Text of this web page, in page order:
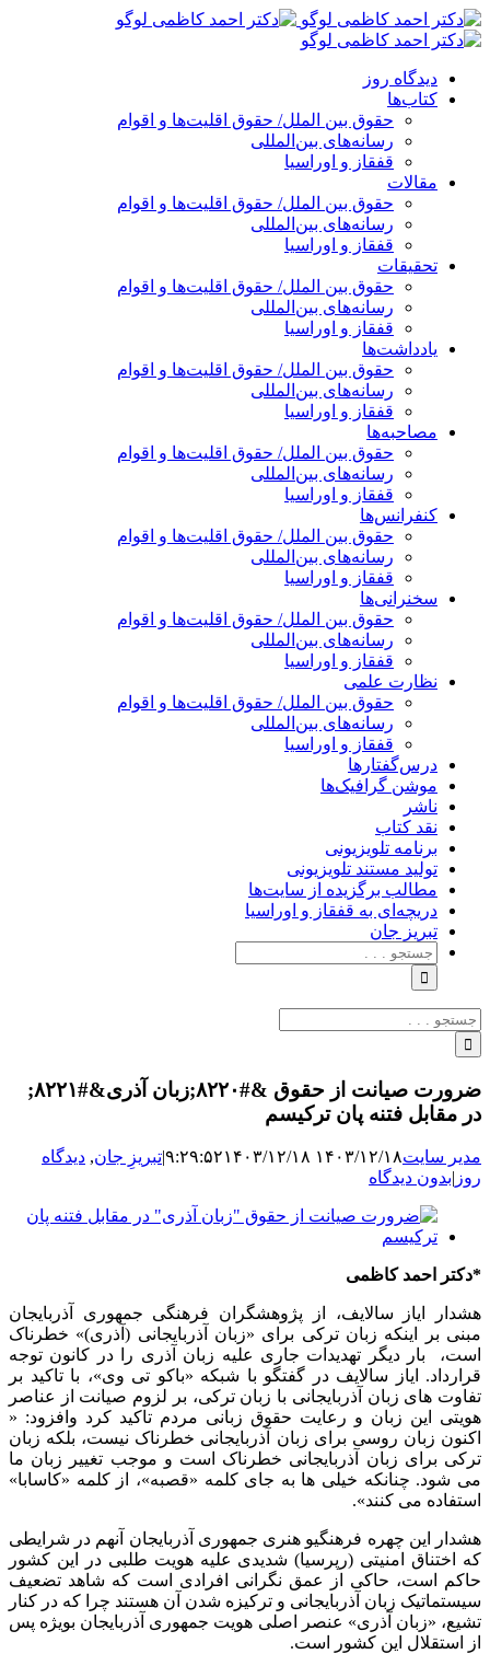
پرش
به
دیدگاه روز
کتاب‌ها
حقوق بین الملل/ حقوق اقلیت‌ها و اقوام
رسانه‌های بین‌المللی
قفقاز و اوراسیا
مقالات
حقوق بین الملل/ حقوق اقلیت‌ها و اقوام
رسانه‌های بین‌المللی
قفقاز و اوراسیا
تحقیقات
حقوق بین الملل/ حقوق اقلیت‌ها و اقوام
رسانه‌های بین‌المللی
قفقاز و اوراسیا
یادداشت‌ها
حقوق بین الملل/ حقوق اقلیت‌ها و اقوام
رسانه‌های بین‌المللی
قفقاز و اوراسیا
مصاحبه‌ها
حقوق بین الملل/ حقوق اقلیت‌ها و اقوام
رسانه‌های بین‌المللی
قفقاز و اوراسیا
کنفرانس‌ها
حقوق بین الملل/ حقوق اقلیت‌ها و اقوام
رسانه‌های بین‌المللی
قفقاز و اوراسیا
سخنرانی‌ها
حقوق بین الملل/ حقوق اقلیت‌ها و اقوام
رسانه‌های بین‌المللی
قفقاز و اوراسیا
نظارت علمی
حقوق بین الملل/ حقوق اقلیت‌ها و اقوام
رسانه‌های بین‌المللی
قفقاز و اوراسیا
درس‌گفتارها
موشن گرافیک‌ها
ناشر
نقد کتاب
برنامه‌ تلویزیونی
تولید مستند تلویزیونی
مطالب برگزیده از سایت‌ها
دریچه‌ای به قفقاز و اوراسیا
تبریزِ جان
جستجو
برای:
جستجو
برای:
ضرورت صیانت از حقوق &#۸۲۲۰;زبان آذری&#۸۲۲۱;
در مقابل فتنه پان ترکیسم
مدیر سایت۱۴۰۳/۱۲/۱۸ ۹:۲۹:۵۲ ۱۴۰۳/۱۲/۱۸ |تبریزِ جان, دیدگاه
روز |بدون دیدگاه
نمایش
تصویر
*دکتر احمد کاظمی
هشدار ایاز سالایف، از پژوهشگران فرهنگی جمهوری آذربایجان
مبنی بر اینکه زبان ترکی برای «زبان آذربایجانی (آذری)» خطرناک
است، بار دیگر تهدیدات جاری علیه زبان آذری را در کانون توجه
قرارداد. ایاز سالایف در گفتگو با شبکه «باکو تی وی»، با تاکید بر
تفاوت های زبان آذربایجانی با زبان ترکی، بر لزوم صیانت از عناصر
هویتی این زبان و رعایت حقوق زبانی مردم تاکید کرد وافزود: «
اکنون زبان روسی برای زبان آذربایجانی خطرناک نیست، بلکه زبان
ترکی برای زبان آذربایجانی خطرناک است و موجب تغییر زبان ما
می شود. چنانکه خیلی ها به جای کلمه «قصبه»، از کلمه «کاسابا»
استفاده می کنند».
هشدار این چهره فرهنگیو هنری جمهوری آذربایجان آنهم در شرایطی
که اختناق امنیتی (رپرسیا) شدیدی علیه هویت طلبی در این کشور
حاکم است، حاکی از عمق نگرانی افرادی است که شاهد تضعیف
سیستماتیک زبان آذربایجانی و ترکیزه شدن آن هستند چرا که در کنار
تشیع، «زبان آذری» عنصر اصلی هویت جمهوری آذربایجان بویژه پس
از استقلال این کشور است.